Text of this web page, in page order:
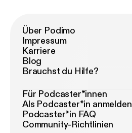
Über Podimo
Impressum
Karriere
Blog
Brauchst du Hilfe?
Für Podcaster*innen
Als Podcaster*in anmelden
Podcaster*in FAQ
Community-Richtlinien